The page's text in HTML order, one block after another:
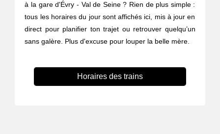
à la gare d'Évry - Val de Seine ? Rien de plus simple :
tous les horaires du jour sont affichés ici, mis à jour en
direct pour planifier ton trajet ou retrouver quelqu’un
sans galère. Plus d'excuse pour louper la belle mère.
Horaires des trains